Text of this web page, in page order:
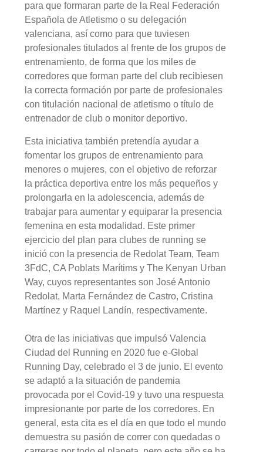
para que formaran parte de la Real Federación
Española de Atletismo o su delegación
valenciana, así como para que tuviesen
profesionales titulados al frente de los grupos de
entrenamiento, de forma que los miles de
corredores que forman parte del club recibiesen
la correcta formación por parte de profesionales
con titulación nacional de atletismo o título de
entrenador de club o monitor deportivo.
Esta iniciativa también pretendía ayudar a
fomentar los grupos de entrenamiento para
menores o mujeres, con el objetivo de reforzar
la práctica deportiva entre los más pequeños y
prolongarla en la adolescencia, además de
trabajar para aumentar y equiparar la presencia
femenina en esta modalidad. Este primer
ejercicio del plan para clubes de running se
inició con la presencia de Redolat Team, Team
3FdC, CA Poblats Marítims y The Kenyan Urban
Way, cuyos representantes son José Antonio
Redolat, Marta Fernández de Castro, Cristina
Martínez y Raquel Landín, respectivamente.
Otra de las iniciativas que impulsó Valencia
Ciudad del Running en 2020 fue e-Global
Running Day, celebrado el 3 de junio. El evento
se adaptó a la situación de pandemia
provocada por el Covid-19 y tuvo una respuesta
impresionante por parte de los corredores. En
general, esta cita es el día en que todo el mundo
demuestra su pasión de correr con quedadas o